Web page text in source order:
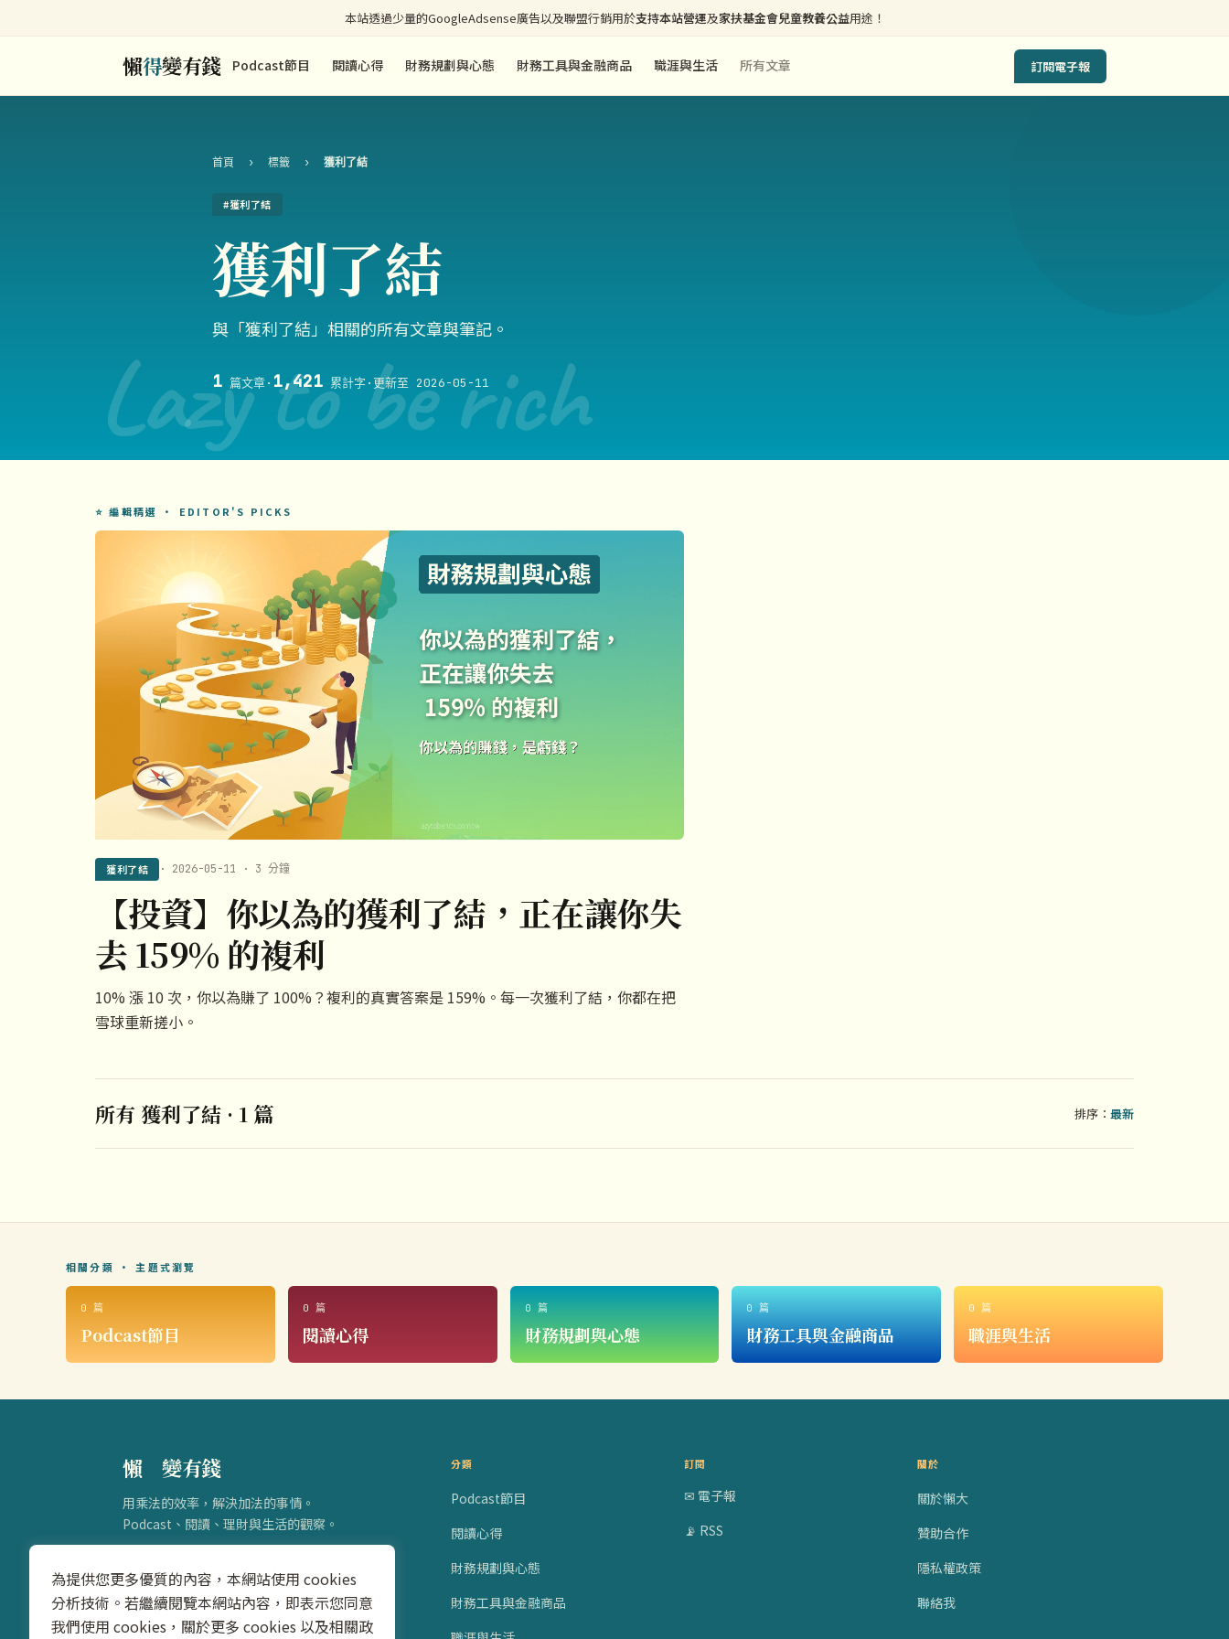
本站透過少量的GoogleAdsense廣告以及聯盟行銷用於支持本站營運及家扶基金會兒童教養公益用途！
懶得變有錢 Podcast節目 閱讀心得 財務規劃與心態 財務工具與金融商品 職涯與生活 所有文章 訂閱電子報
Lazy to be rich
首頁 › 標籤 › 獲利了結
#獲利了結
獲利了結
與「獲利了結」相關的所有文章與筆記。
1 篇文章· 1,421 累計字 ·更新至 2026-05-11
⭐ 編輯精選 · EDITOR'S PICKS
獲利了結 · 2026-05-11 · 3 分鐘
【投資】你以為的獲利了結，正在讓你失
去 159% 的複利
10% 漲 10 次，你以為賺了 100%？複利的真實答案是 159%。每一次獲利了結，你都在把
雪球重新搓小。
所有 獲利了結 · 1 篇 排序： 最新
相關分類 · 主題式瀏覽
0 篇
Podcast節目
0 篇
閱讀心得
0 篇
財務規劃與心態
0 篇
財務工具與金融商品
0 篇
職涯與生活
懶得變有錢
用乘法的效率，解決加法的事情。
Podcast、閱讀、理財與生活的觀察。
分類
Podcast節目
閱讀心得
財務規劃與心態
財務工具與金融商品
訂閱
✉ 電子報
📡 RSS
關於
關於懶大
贊助合作
隱私權政策
聯絡我
為提供您更多優質的內容，本網站使用 cookies
分析技術。若繼續閱覽本網站內容，即表示您同意
我們使用 cookies，關於更多 cookies 以及相關政